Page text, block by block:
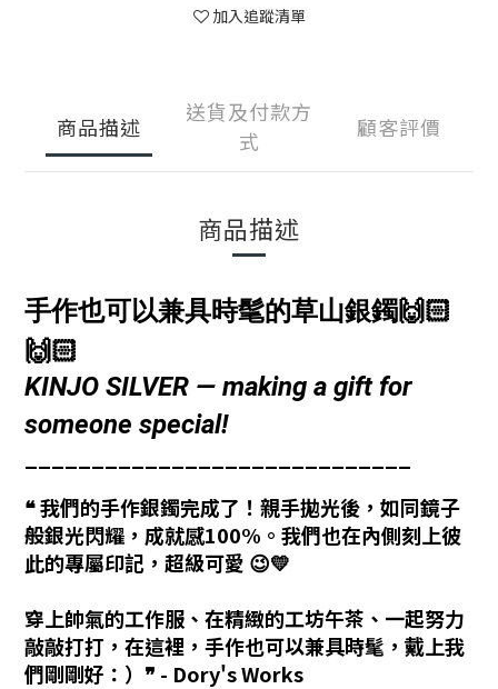
加入追蹤清單
商品描述
送貨及付款方
式
顧客評價
商品描述
手作也可以兼具時髦的草山銀鐲🙌🏻
🙌🏻
KINJO SILVER — making a gift for
someone special!
❝ 我們的手作銀鐲完成了！親手拋光後，如同鏡子
般銀光閃耀，成就感100%。我們也在內側刻上彼
此的專屬印記，超級可愛 😉💛
穿上帥氣的工作服、在精緻的工坊午茶、一起努力
敲敲打打，在這裡，手作也可以兼具時髦，戴上我
們剛剛好：）❞ - Dory's Works